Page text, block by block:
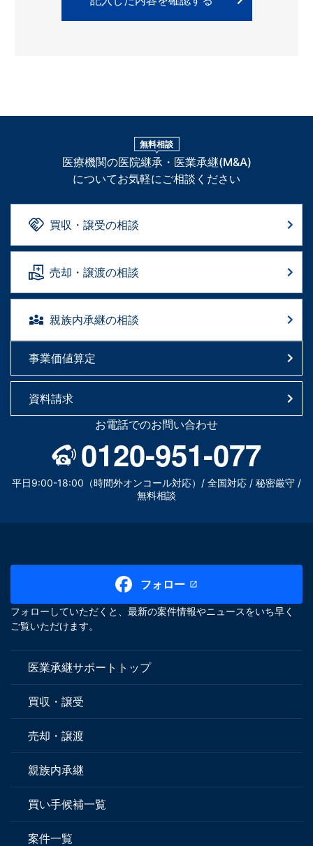
無料相談
医療機関の医院継承・医業承継(M&A)
についてお気軽にご相談ください
買収・譲受の相談
売却・譲渡の相談
親族内承継の相談
事業価値算定
資料請求
お電話でのお問い合わせ
0120-951-077
平日9:00-18:00（時間外オンコール対応）/ 全国対応 / 秘密厳守 /
無料相談
フォロー
フォローしていただくと、最新の案件情報やニュースをいち早く
ご覧いただけます。
医業承継サポートトップ
買収・譲受
売却・譲渡
親族内承継
買い手候補一覧
案件一覧